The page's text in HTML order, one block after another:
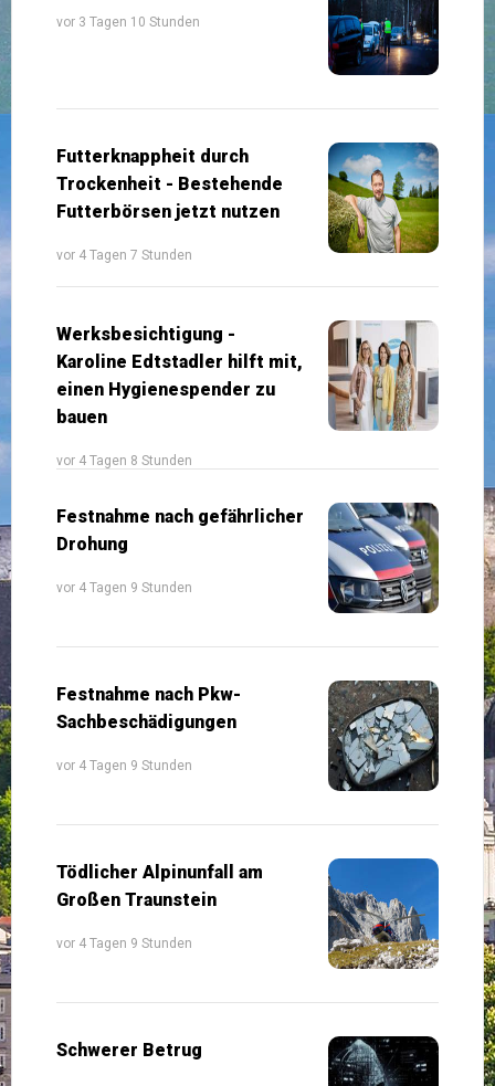
vor 3 Tagen 10 Stunden
Futterknappheit durch
Trockenheit - Bestehende
Futterbörsen jetzt nutzen
vor 4 Tagen 7 Stunden
Werksbesichtigung -
Karoline Edtstadler hilft mit,
einen Hygienespender zu
bauen
vor 4 Tagen 8 Stunden
Festnahme nach gefährlicher
Drohung
vor 4 Tagen 9 Stunden
Festnahme nach Pkw-
Sachbeschädigungen
vor 4 Tagen 9 Stunden
Tödlicher Alpinunfall am
Großen Traunstein
vor 4 Tagen 9 Stunden
Schwerer Betrug